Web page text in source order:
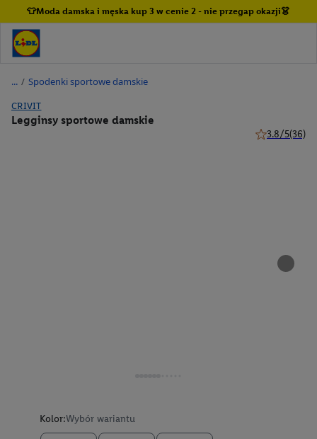
👕Moda damska i męska kup 3 w cenie 2 - nie przegap okazji👗
/ Spodenki sportowe damskie
CRIVIT
Legginsy sportowe damskie
3.8/5(36)
Kolor:Wybór wariantu